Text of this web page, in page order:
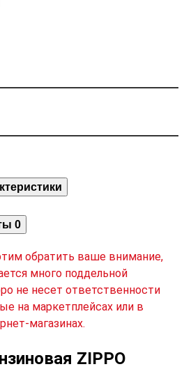
0
обратить ваше внимание,
много поддельной
не несет ответственности
на маркетплейсах или в
магазинах.
ZIPPO